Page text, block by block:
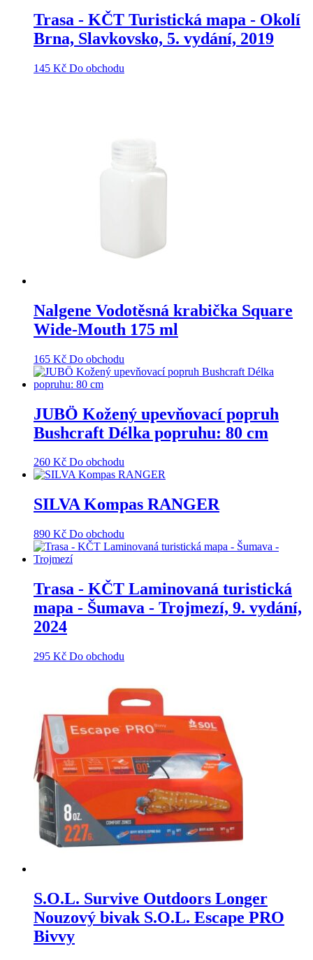
Trasa - KČT Turistická mapa - Okolí
Brna, Slavkovsko, 5. vydání, 2019
145 Kč Do obchodu
Nalgene Vodotěsná krabička Square
Wide-Mouth 175 ml
165 Kč Do obchodu
JUBÖ Kožený upevňovací popruh
Bushcraft Délka popruhu: 80 cm
260 Kč Do obchodu
SILVA Kompas RANGER
890 Kč Do obchodu
Trasa - KČT Laminovaná turistická
mapa - Šumava - Trojmezí, 9. vydání,
2024
295 Kč Do obchodu
S.O.L. Survive Outdoors Longer
Nouzový bivak S.O.L. Escape PRO
Bivvy